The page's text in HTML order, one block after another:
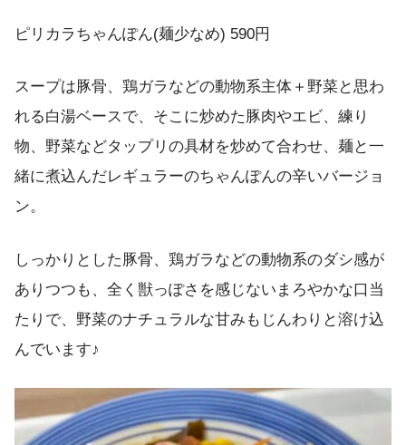
ピリカラちゃんぽん(麺少なめ) 590円
スープは豚骨、鶏ガラなどの動物系主体＋野菜と思わ
れる白湯ベースで、そこに炒めた豚肉やエビ、練り
物、野菜などタップリの具材を炒めて合わせ、麺と一
緒に煮込んだレギュラーのちゃんぽんの辛いバージョ
ン。
しっかりとした豚骨、鶏ガラなどの動物系のダシ感が
ありつつも、全く獣っぽさを感じないまろやかな口当
たりで、野菜のナチュラルな甘みもじんわりと溶け込
んでいます♪